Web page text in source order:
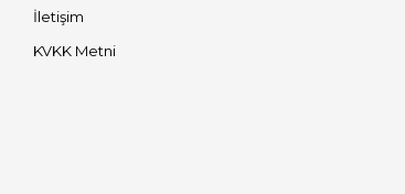
İletişim
KVKK Metni